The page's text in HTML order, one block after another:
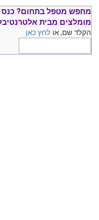
מחפש מטפל בתחום?
מומלצים מבית
הקלד שם, או לחץ כאן